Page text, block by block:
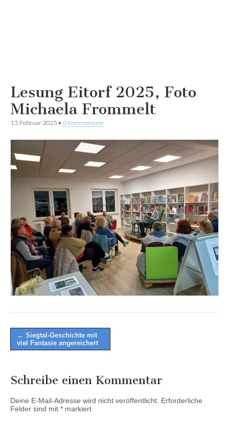
Lesung Eitorf 2025, Foto
Michaela Frommelt
13. Februar 2025 • 0 Kommentare
Post
navigation
← Siegtal-Geschichte mit
viel Fantasie angereichert
Schreibe einen Kommentar
Deine E-Mail-Adresse wird nicht veröffentlicht. Erforderliche
Felder sind mit * markiert